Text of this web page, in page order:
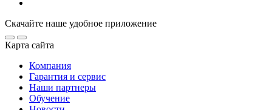
Скачайте наше удобное приложение
Карта сайта
Компания
Гарантия и сервис
Наши партнеры
Обучение